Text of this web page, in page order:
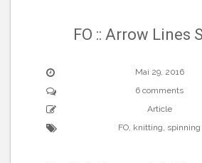
FO :: Arrow Lines
Mai 29, 2016
6 comments
Article
FO, knitting, spinning